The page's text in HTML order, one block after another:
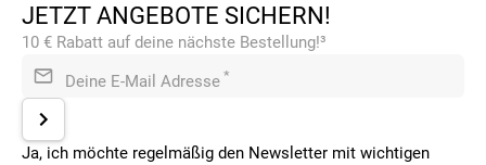
JETZT ANGEBOTE SICHERN!
10 € Rabatt auf deine nächste Bestellung!³
Deine E-Mail Adresse *
Ja, ich möchte regelmäßig den Newsletter mit wichtigen